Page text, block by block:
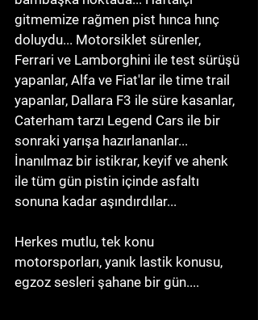
gitmemize rağmen pist hınca hınç
doluydu... Motorsiklet sürenler,
Ferrari ve Lamborghini ile test sürüşü
yapanlar, Alfa ve Fiat'lar ile time trail
yapanlar, Dallara F3 ile süre kasanlar,
Caterham tarzı Legend Cars ile bir
sonraki yarışa hazırlananlar...
İnanılmaz bir istikrar, keyif ve ahenk
ile tüm gün pistin içinde asfaltı
sonuna kadar aşındırdılar...
Herkes mutlu, tek konu
motorsporları, yanık lastik konusu,
egzoz sesleri şahane bir gün....